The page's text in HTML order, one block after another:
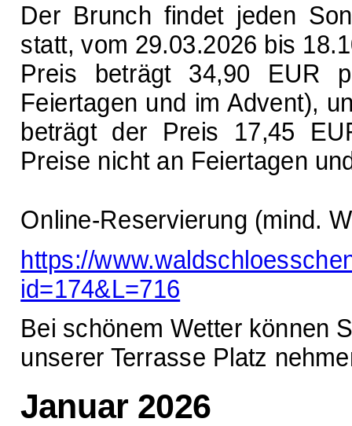
Der Brunch findet jeden
statt, vom 29.03.2026 bis
Preis beträgt 34,90 EUR
Feiertagen und im Advent),
beträgt der Preis 17,45
Preise nicht an Feiertagen
Online-Reservierung (mind.
https://
id=174&L=716
Bei schönem Wetter können
unserer Terrasse Platz
Januar 2026